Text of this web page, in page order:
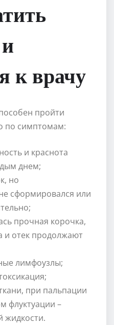
к врачу
пройти
по симптомам:
и краснота
днем;
но
сформировался или
прочная корочка,
и отек продолжают
лимфоузлы;
при пальпации
флуктуации –
жидкости.